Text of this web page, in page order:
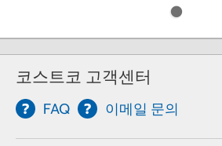
코스트코 고객센터
FAQ 이메일 문의